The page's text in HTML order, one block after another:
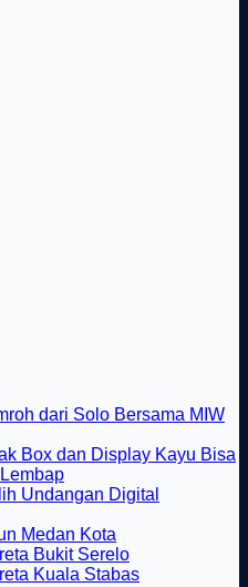
dari Solo Bersama MIW
Box dan Display Kayu Bisa
Tak
ada
pada
Toko
Optik
Undangan Digital
Medan Kota
ada
komentar
Bukit SereloTak
ada
Kuala StabasTak